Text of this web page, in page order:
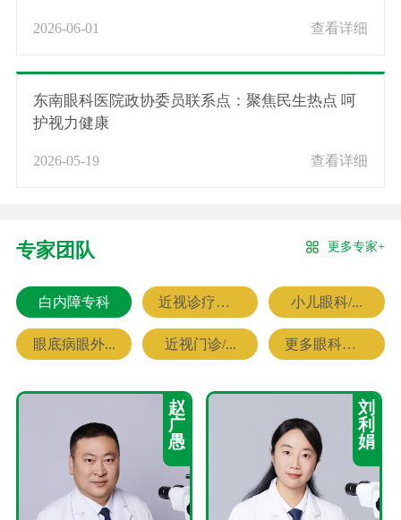
2026-06-01 查看详细
东南眼科医院政协委员联系点：聚焦民生热点 呵
护视力健康
2026-05-19 查看详细
专家团队 更多专家+
白内障专科 近视诊疗专科 小儿眼科/...
眼底病眼外... 近视门诊/... 更多眼科专家
赵
广
愚
刘
利
娟